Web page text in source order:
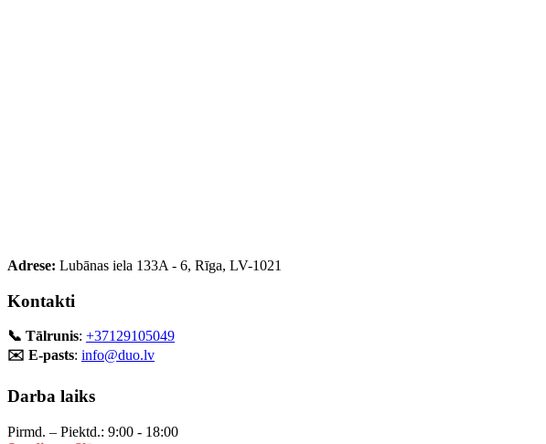
Adrese: Lubānas iela 133A - 6, Rīga, LV-1021
Kontakti
📞 Tālrunis: +37129105049
✉️ E-pasts: info@duo.lv
Darba laiks
Pirmd. – Piektd.: 9:00 - 18:00